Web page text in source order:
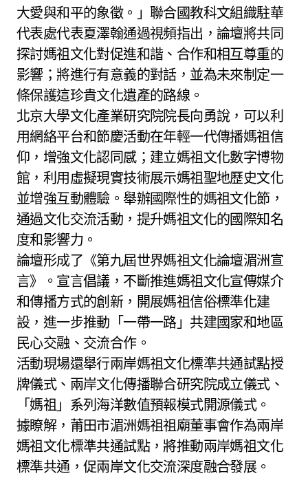
大愛與和平的象徵。」聯合國教科文組織駐華
代表處代表夏澤翰通過視頻指出，論壇將共同
探討媽祖文化對促進和諧、合作和相互尊重的
影響；將進行有意義的對話，並為未來制定一
條保護這珍貴文化遺產的路線。
北京大學文化產業研究院院長向勇說，可以利
用網絡平台和節慶活動在年輕一代傳播媽祖信
仰，增強文化認同感；建立媽祖文化數字博物
館，利用虛擬現實技術展示媽祖聖地歷史文化
並增強互動體驗。舉辦國際性的媽祖文化節，
通過文化交流活動，提升媽祖文化的國際知名
度和影響力。
論壇形成了《第九屆世界媽祖文化論壇湄洲宣
言》。宣言倡議，不斷推進媽祖文化宣傳媒介
和傳播方式的創新，開展媽祖信俗標準化建
設，進一步推動「一帶一路」共建國家和地區
民心交融、交流合作。
活動現場還舉行兩岸媽祖文化標準共通試點授
牌儀式、兩岸文化傳播聯合研究院成立儀式、
「媽祖」系列海洋數值預報模式開源儀式。
據瞭解，莆田市湄洲媽祖祖廟董事會作為兩岸
媽祖文化標準共通試點，將推動兩岸媽祖文化
標準共通，促兩岸文化交流深度融合發展。